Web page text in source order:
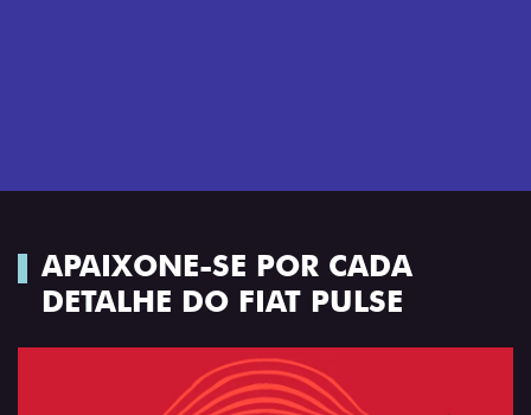
APAIXONE-SE POR CADA
DETALHE DO FIAT PULSE